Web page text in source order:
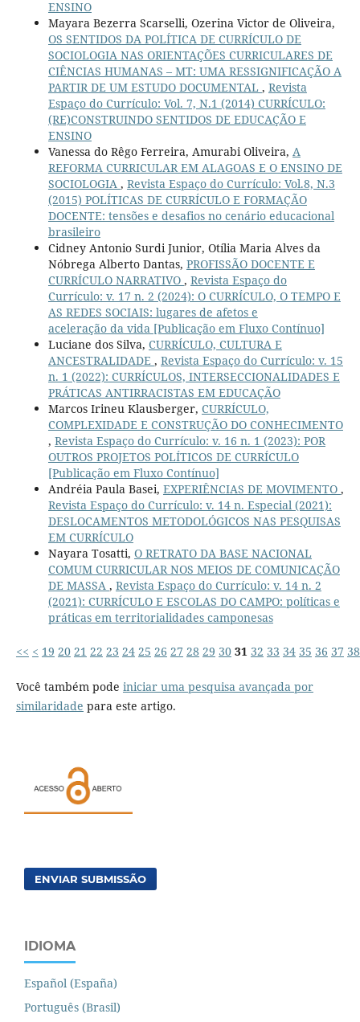
ENSINO
Mayara Bezerra Scarselli, Ozerina Victor de Oliveira,
OS SENTIDOS DA POLÍTICA DE CURRÍCULO DE
SOCIOLOGIA NAS ORIENTAÇÕES CURRICULARES DE
CIÊNCIAS HUMANAS – MT: UMA RESSIGNIFICAÇÃO A
PARTIR DE UM ESTUDO DOCUMENTAL , Revista
Espaço do Currículo: Vol. 7, N.1 (2014) CURRÍCULO:
(RE)CONSTRUINDO SENTIDOS DE EDUCAÇÃO E
ENSINO
Vanessa do Rêgo Ferreira, Amurabi Oliveira, A
REFORMA CURRICULAR EM ALAGOAS E O ENSINO DE
SOCIOLOGIA , Revista Espaço do Currículo: Vol.8, N.3
(2015) POLÍTICAS DE CURRÍCULO E FORMAÇÃO
DOCENTE: tensões e desafios no cenário educacional
brasileiro
Cidney Antonio Surdi Junior, Otília Maria Alves da
Nóbrega Alberto Dantas, PROFISSÃO DOCENTE E
CURRÍCULO NARRATIVO , Revista Espaço do
Currículo: v. 17 n. 2 (2024): O CURRÍCULO, O TEMPO E
AS REDES SOCIAIS: lugares de afetos e
aceleração da vida [Publicação em Fluxo Contínuo]
Luciane dos Silva, CURRÍCULO, CULTURA E
ANCESTRALIDADE , Revista Espaço do Currículo: v. 15
n. 1 (2022): CURRÍCULOS, INTERSECCIONALIDADES E
PRÁTICAS ANTIRRACISTAS EM EDUCAÇÃO
Marcos Irineu Klausberger, CURRÍCULO,
COMPLEXIDADE E CONSTRUÇÃO DO CONHECIMENTO
, Revista Espaço do Currículo: v. 16 n. 1 (2023): POR
OUTROS PROJETOS POLÍTICOS DE CURRÍCULO
[Publicação em Fluxo Contínuo]
Andréia Paula Basei, EXPERIÊNCIAS DE MOVIMENTO ,
Revista Espaço do Currículo: v. 14 n. Especial (2021):
DESLOCAMENTOS METODOLÓGICOS NAS PESQUISAS
EM CURRÍCULO
Nayara Tosatti, O RETRATO DA BASE NACIONAL
COMUM CURRICULAR NOS MEIOS DE COMUNICAÇÃO
DE MASSA , Revista Espaço do Currículo: v. 14 n. 2
(2021): CURRÍCULO E ESCOLAS DO CAMPO: políticas e
práticas em territorialidades camponesas
<< < 19 20 21 22 23 24 25 26 27 28 29 30 31 32 33 34 35 36 37 38
Você também pode iniciar uma pesquisa avançada por
similaridade para este artigo.
ENVIAR SUBMISSÃO
IDIOMA
Español (España)
Português (Brasil)